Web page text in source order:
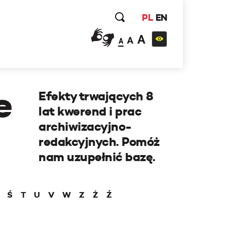
PL EN
A A A
Efekty trwających 8
lat kwerend i prac
archiwizacyjno-
redakcyjnych. Pomóż
nam uzupełnić bazę.
Ś T U V W Z Ż
Ź